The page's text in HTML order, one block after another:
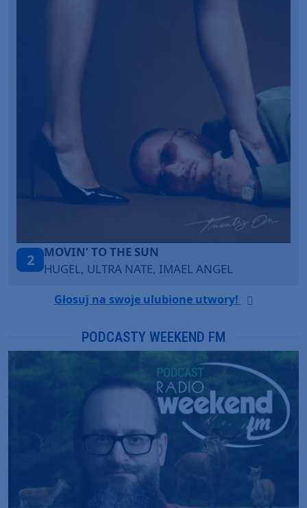
2
MOVIN’ TO THE SUN
HUGEL, ULTRA NATE, IMAEL ANGEL
Głosuj na swoje ulubione utwory!
PODCASTY WEEKEND FM